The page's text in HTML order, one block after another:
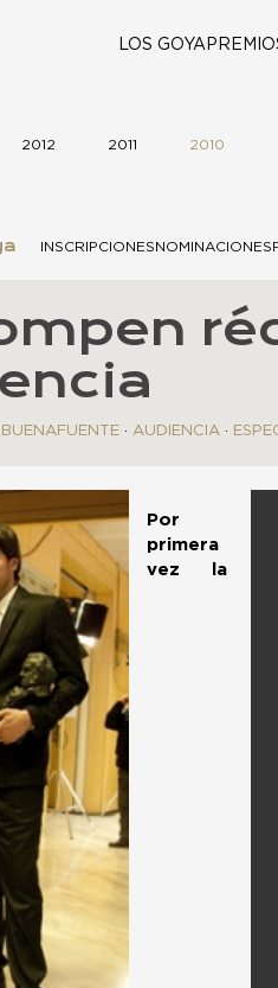
LOS GOYA
2012 2011 2010
INSCRIPCIONESNOMINACIONES
· AUDIENCIA·
Por
primera
vez la